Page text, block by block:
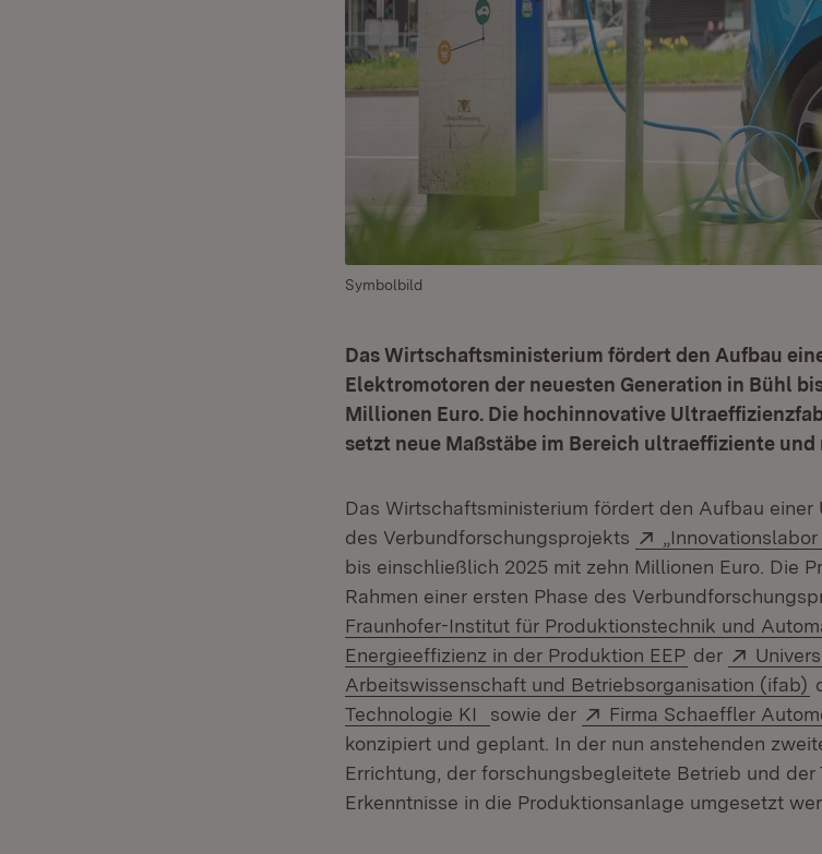
Symbolbild
Das Wirtschaftsministerium fördert den Aufbau
Elektromotoren der neuesten Generation in Bühl
Millionen Euro. Die hochinnovative
setzt neue Maßstäbe im Bereich ultraeffiziente
Das Wirtschaftsministerium fördert den Aufbau einer
des Verbundforschungsprojekts
Extern:
bis einschließlich 2025 mit zehn Millionen Euro. Die
Rahmen einer ersten Phase des
Fraunhofer-Institut für Produktionstechnik und
Energieeffizienz in der Produktion EEP (Öffnet in
der Extern:
Arbeitswissenschaft und Betriebsorganisation (ifab)
Technologie KI
(Öffnet in neuem Fenster)
sowie der Extern:
Firma Schaeffler
konzipiert und geplant. In der nun anstehenden
Errichtung, der forschungsbegleitete Betrieb und der
Erkenntnisse in die Produktionsanlage umgesetzt